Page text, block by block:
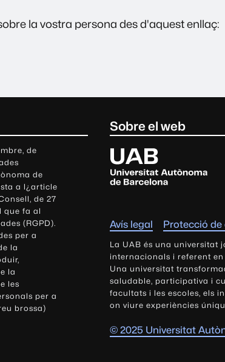
la vostra persona des d'aquest enllaç:
de
de
a l¿article
de 27
que fa al
(RGPD).
per a
la
la
les
per a
brossa)
Sobre el web
U
n
i
s
i
t
a
t
A
u
t
ò
Avís legal Protecció de
La UAB és una universitat
internacionals i referent
Una universitat
saludable, participativa i
facultats i les escoles, els
on viure experiències
© 2025 Universitat